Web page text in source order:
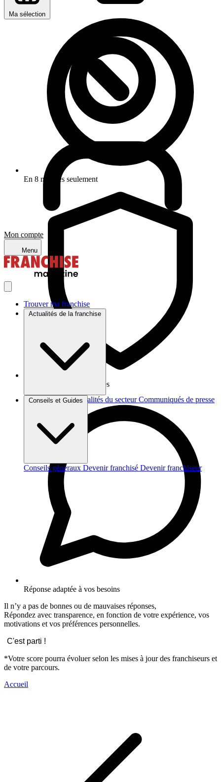
Ma sélection
Mon compte
Menu
Trouver ma franchise
Actualités de la franchise
Brèves et actus Actualités du secteur Communiqués de presse
Conseils et Guides
Conseils généraux Devenir franchisé Devenir franchiseur
En 8 minutes seulement
Vos données sont protégées
Réponse adaptée à vos besoins
Il n’y a pas de bonnes ou de mauvaises réponses,
Répondez avec transparence, en fonction de votre expérience, vos
motivations et vos préférences personnelles.
C'est parti !
*Votre score pourra évoluer selon les mises à jour des franchiseurs et
de votre parcours.
Accueil